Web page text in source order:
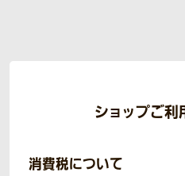
ショップご利
消費税について